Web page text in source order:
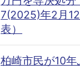
7(2025)年2月
表）
柏崎市民が10年